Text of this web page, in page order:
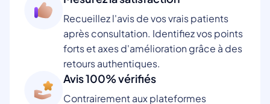
Recueillez l'avis de vos vrais patients
après consultation. Identifiez vos points
forts et axes d'amélioration grâce à des
retours authentiques.
Avis 100% vérifiés
Contrairement aux plateformes